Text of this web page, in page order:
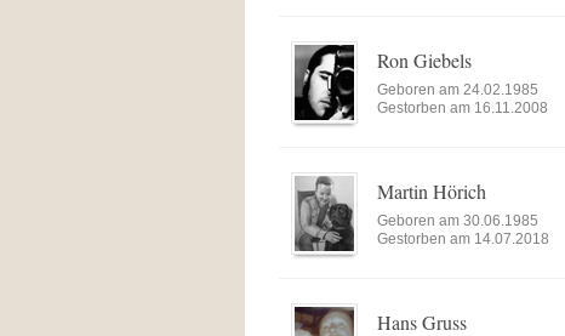
Ron Giebels
Geboren am 24.02.1985
Gestorben am 16.11.2008
Martin Hörich
Geboren am 30.06.1985
Gestorben am 14.07.2018
Hans Gruss